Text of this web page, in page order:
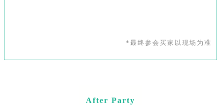
*最终参会买家以现场为准
After Party